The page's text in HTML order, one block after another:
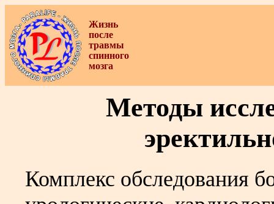
Жизнь
после
травмы
спинного
мозга
Методы
Комплекс обследования